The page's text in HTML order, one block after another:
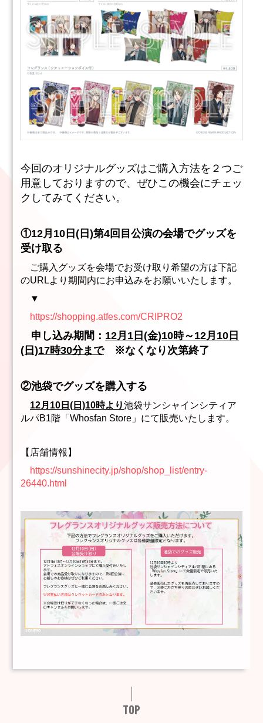
今回のオリジナルグッズはご購入方法を２つご
用意しておりますので、ぜひこの機会にチェッ
クしてみてください。
①12月10日(日)第4回目公演の会場でグッズを
受け取る
ご購入グッズを会場でお受け取り希望の方は下記
のURLより期間内にお申込みをお願いいたします。
▼
https://shopping.atfes.com/CRIPRO2
申し込み期間： 12月1日(金)10時～12月10日
(日)17時30分まで※なくなり次第終了
②池袋でグッズを購入する
12月10日(日)10時より池袋サンシャインシティア
ルパB1階「Whosfan Store」にて販売いたします。
【店舗情報】
https://sunshinecity.jp/shop/shop_list/entry-
26440.html
TOP